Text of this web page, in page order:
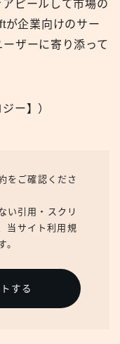
ピールして市場の
が企業向けのサー
ザーに寄り添って
ー】）
をご確認くださ
い引用・スクリ
当サイト利用規
。
する